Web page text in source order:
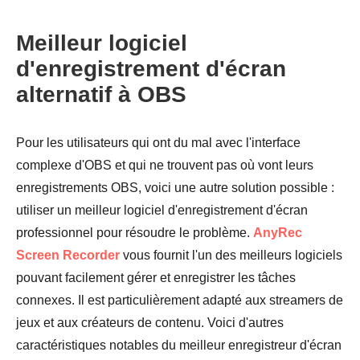
Étape 3.
Meilleur logiciel
d'enregistrement d'écran
alternatif à OBS
Pour les utilisateurs qui ont du mal avec l'interface
complexe d'OBS et qui ne trouvent pas où vont leurs
enregistrements OBS, voici une autre solution possible :
utiliser un meilleur logiciel d'enregistrement d'écran
professionnel pour résoudre le problème. AnyRec
Screen Recorder vous fournit l'un des meilleurs logiciels
pouvant facilement gérer et enregistrer les tâches
connexes. Il est particulièrement adapté aux streamers de
jeux et aux créateurs de contenu. Voici d'autres
caractéristiques notables du meilleur enregistreur d'écran